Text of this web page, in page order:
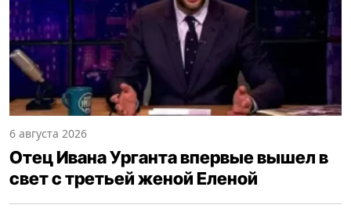
6 августа 2026
Отец Ивана Урганта впервые вышел в
свет с третьей женой Еленой